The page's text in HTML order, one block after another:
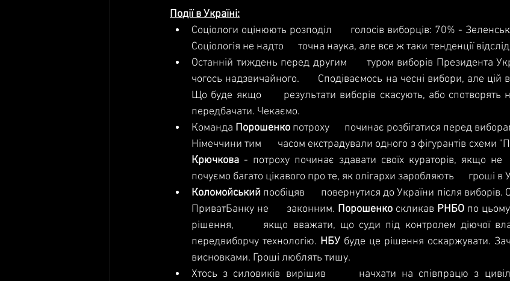
Події в Україні:
Соціологи оцінюють розподіл      голосів виборців: 70% -
Соціологія не надто      точна наука, але все ж таки тенденції
Останній тиждень перед другим      туром виборів Президента
чогось надзвичайного.      Сподіваємось на чесні вибори, але цій
Що буде якщо      результати виборів скасують, або спотворять
передбачати. Чекаємо.
Команда Порошенко потроху      починає розбігатися перед
Крючкова - потроху починає здавати своїх кураторів, якщо
почуємо багато цікавого про те, як олігархи заробляють      гроші в
Коломойський пообіцяв      повернутися до України після
ПриватБанку не      законним. Порошенко скликав РНБО по
рішення,      якщо вважати, що суди під контролем діючої
передвиборчу технологію. НБУ буде це рішення оскаржувати.
висновками. Гроші люблять тишу.
Хтось з силовиків вирішив      начхати на співпрацю з